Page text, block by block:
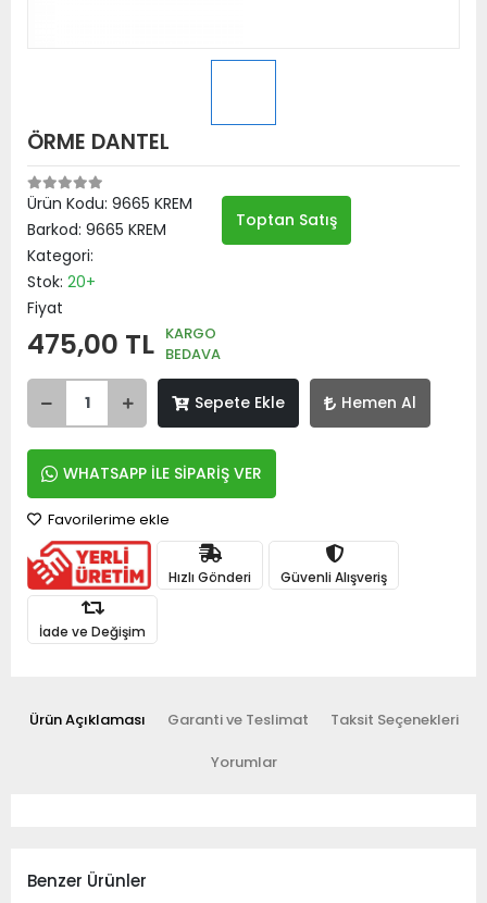
ÖRME DANTEL
Ürün Kodu: 9665 KREM
Barkod: 9665 KREM
Kategori:
Stok: 20+
Fiyat
475,00 TL KARGO
BEDAVA
Sepete Ekle Hemen Al
WHATSAPP İLE SİPARİŞ VER
Toptan Satış
Favorilerime ekle
Hızlı Gönderi Güvenli Alışveriş
İade ve Değişim
Ürün Açıklaması Garanti ve Teslimat Taksit Seçenekleri
Yorumlar
Benzer Ürünler